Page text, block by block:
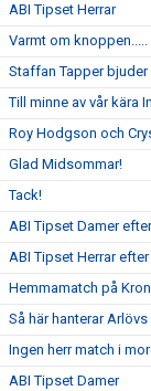
ABI Tipset Herrar
Varmt om knoppen.....
Staffan Tapper
Till minne av vår kära
Roy Hodgson och
Glad Midsommar!
Tack!
ABI Tipset Damer
ABI Tipset Herrar
Hemmamatch på
Så här hanterar
Ingen herr match i
ABI Tipset Damer